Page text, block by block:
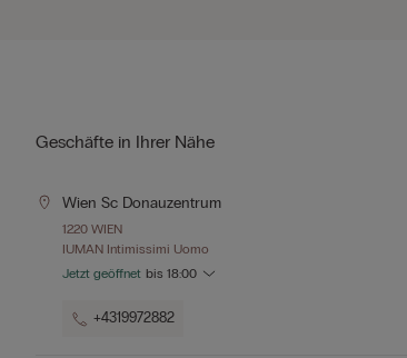
Geschäfte in Ihrer Nähe
Wien Sc Donauzentrum
1220 WIEN
IUMAN Intimissimi Uomo
Jetzt geöffnet bis 18:00
+4319972882